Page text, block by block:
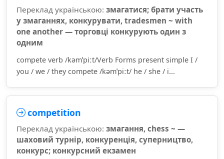
Переклад українською: змагатися; брати участь
у змаганнях, конкурувати, tradesmen ~ with
one another — торговці конкурують один з
одним
compete verb /kəmˈpiːt/Verb Forms present simple I /
you / we / they compete /kəmˈpiːt/ he / she / i...
competition
Переклад українською: змагання, chess ~ —
шаховий турнір, конкуренція, суперництво,
конкурс; конкурсний екзамен